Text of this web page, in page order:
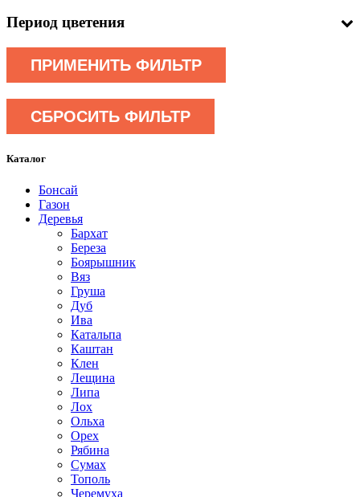
Период цветения
ПРИМЕНИТЬ ФИЛЬТР
СБРОСИТЬ ФИЛЬТР
Каталог
Бонсай
Газон
Деревья
Бархат
Береза
Боярышник
Вяз
Груша
Дуб
Ива
Катальпа
Каштан
Клен
Лещина
Липа
Лох
Ольха
Орех
Рябина
Сумах
Тополь
Черемуха